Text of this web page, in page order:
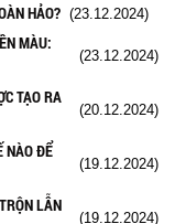
HẢO? (23.12.2024)
MÀU:
(23.12.2024)
TẠO RA
(20.12.2024)
NÀO ĐỂ
(19.12.2024)
LẪN
(19.12.2024)